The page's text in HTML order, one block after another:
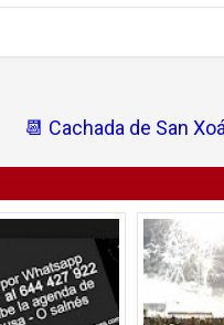
📆 Cachada de San